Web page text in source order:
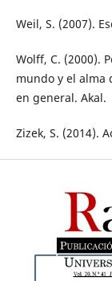
Weil, S. (2007).
Wolff, C. (2000).
mundo y el alma
en general. Akal.
Zizek, S. (2014).